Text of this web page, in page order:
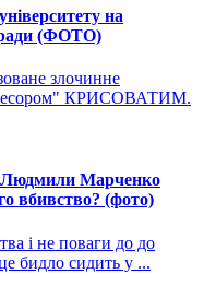
на
ради (ФОТО)
злочинне
КРИСОВАТИМ.
Людмили Марченко
вбивство? (фото)
і не поваги до до
бидло сидить у ...